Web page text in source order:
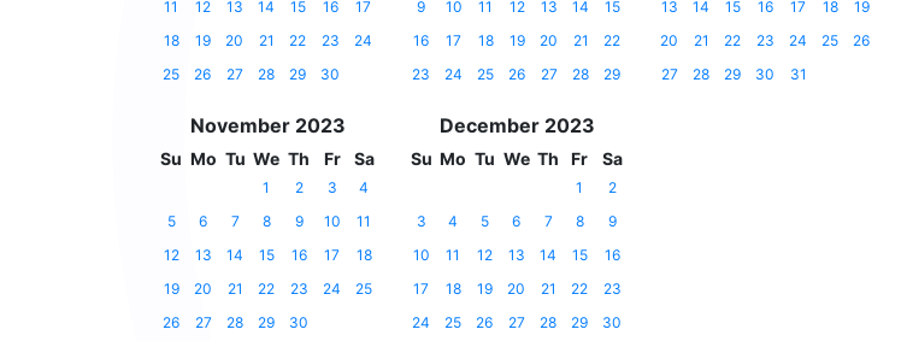
11
12 13 14 15 16
17
18
19 20 21 22 23
24
25
26 27 28 29 30
9
10 11 12 13 14
15
16
17 18 19 20 21
22
23
24 25 26 27 28 29
13
14 15 16 17 18
19
20
21 22 23 24 25
26
27
28 29 30 31
November 2023
Su Mo Tu We Th Fr Sa
1 2 3
4
5
6 7 8 9 10
11
12
13 14 15 16 17
18
19
20 21 22 23 24
25
26
27 28 29 30
December 2023
Su Mo Tu We Th Fr Sa
1
2
3
4 5 6 7 8
9
10
11 12 13 14 15
16
17
18 19 20 21 22
23
24
25 26 27 28 29 30